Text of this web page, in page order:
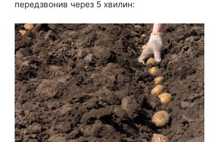
передзвонив через 5 хвилин: